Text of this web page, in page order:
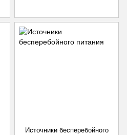
Источники бесперебойного